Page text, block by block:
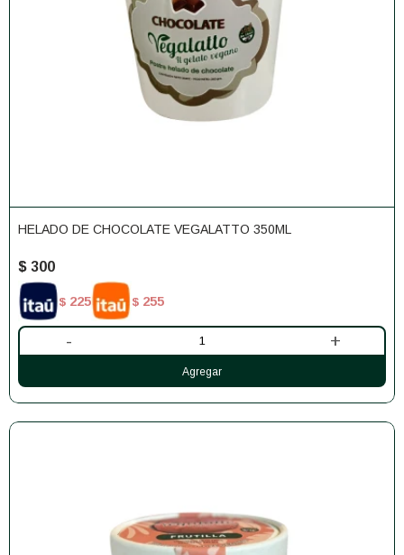
HELADO DE CHOCOLATE VEGALATTO 350ML
$ 300
$ 225 $ 255
- +